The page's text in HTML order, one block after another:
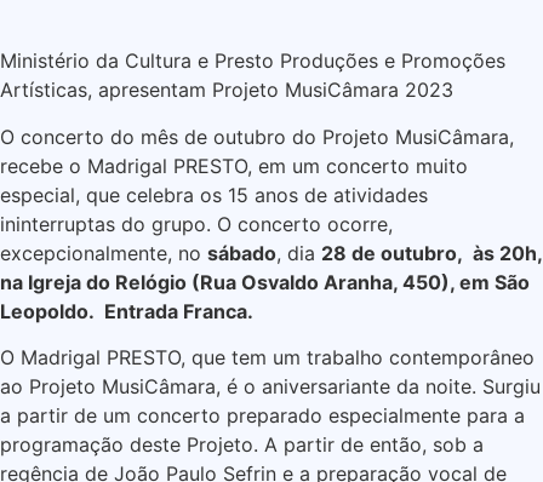
Ministério da Cultura e Presto Produções e Promoções
Artísticas, apresentam Projeto MusiCâmara 2023
O concerto do mês de outubro do Projeto MusiCâmara,
recebe o Madrigal PRESTO, em um concerto muito
especial, que celebra os 15 anos de atividades
ininterruptas do grupo. O concerto ocorre,
excepcionalmente, no sábado, dia 28 de outubro, às 20h,
na Igreja do Relógio (Rua Osvaldo Aranha, 450), em São
Leopoldo. Entrada Franca.
O Madrigal PRESTO, que tem um trabalho contemporâneo
ao Projeto MusiCâmara, é o aniversariante da noite. Surgiu
a partir de um concerto preparado especialmente para a
programação deste Projeto. A partir de então, sob a
regência de João Paulo Sefrin e a preparação vocal de